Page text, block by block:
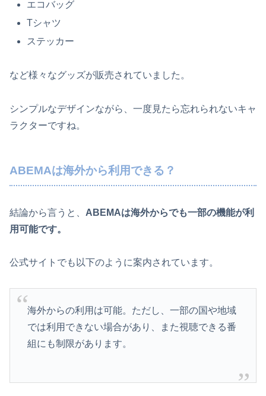
エコバッグ
Tシャツ
ステッカー
など様々なグッズが販売されていました。
シンプルなデザインながら、一度見たら忘れられないキャ
ラクターですね。
ABEMAは海外から利用できる？
結論から言うと、 ABEMAは海外からでも一部の機能が利
用可能です。
公式サイトでも以下のように案内されています。
海外からの利用は可能。ただし、一部の国や地域
では利用できない場合があり、また視聴できる番
組にも制限があります。